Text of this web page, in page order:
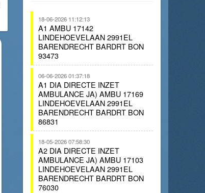
18-06-2026 11:12:13
A1 AMBU 17142
LINDEHOEVELAAN 2991EL
BARENDRECHT BARDRT BON
93473
06-06-2026 01:37:18
A1 DIA DIRECTE INZET
AMBULANCE JA) AMBU 17169
LINDEHOEVELAAN 2991EL
BARENDRECHT BARDRT BON
86831
18-05-2026 07:58:30
A2 DIA DIRECTE INZET
AMBULANCE JA) AMBU 17103
LINDEHOEVELAAN 2991EL
BARENDRECHT BARDRT BON
76030